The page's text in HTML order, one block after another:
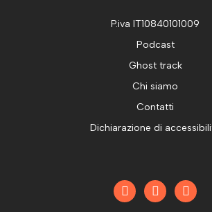
P.iva IT10840101009
Podcast
Ghost track
Chi siamo
Contatti
Dichiarazione di